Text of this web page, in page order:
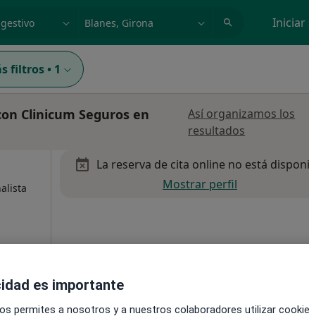
Iniciar
filtros • 1
Clinicum Seguros en
Así organizamos los
resultados
La reserva de cita online no está
Mostrar perfil
es importante
permites a nosotros y a nuestros colaboradores utilizar